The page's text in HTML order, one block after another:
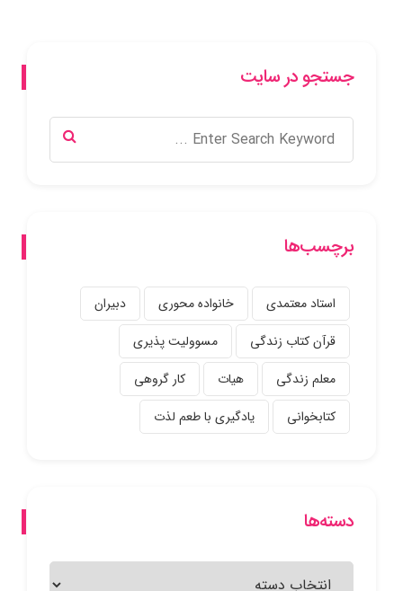
جستجو در سایت
برچسب‌ها
استاد معتمدی خانواده محوری
دبیران
قرآن کتاب زندگی
مسوولیت پذیری
معلم زندگی
هیات
کار گروهی
کتابخوانی
یادگیری با طعم لذت
دسته‌ها